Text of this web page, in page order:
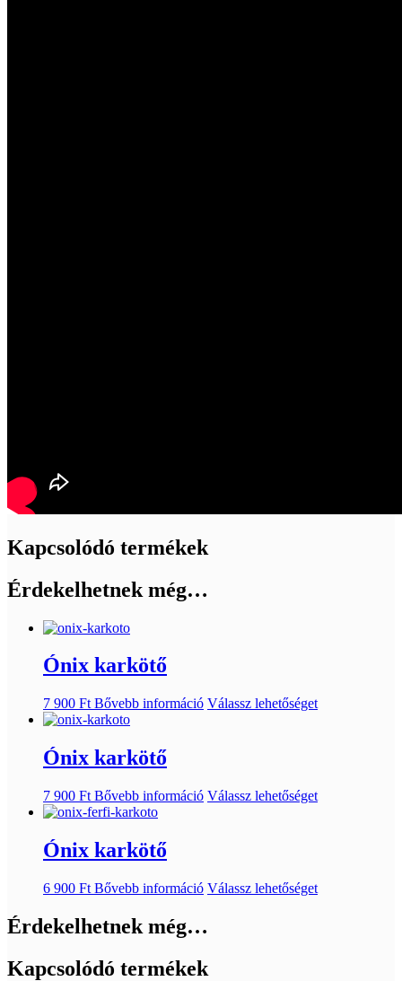
Kapcsolódó termékek
Érdekelhetnek még…
Ónix karkötő
7 900 Ft Bővebb információ Válassz lehetőséget
Ónix karkötő
7 900 Ft Bővebb információ Válassz lehetőséget
Ónix karkötő
6 900 Ft Bővebb információ Válassz lehetőséget
Érdekelhetnek még…
Kapcsolódó termékek